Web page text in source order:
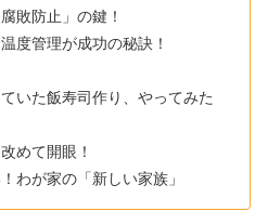
敗防止」の鍵！
度管理が成功の秘訣！
ていた飯寿司作り、やってみた
めて開眼！
わが家の「新しい家族」